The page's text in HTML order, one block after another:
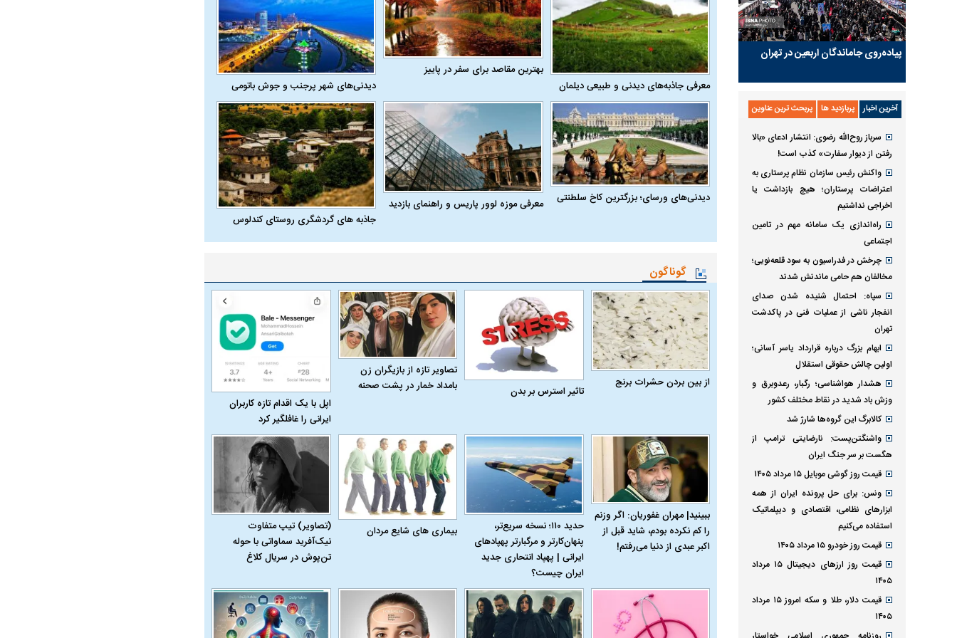
معرفی جاذبه‌های دیدنی و طبیعی دیلمان
بهترین مقاصد برای سفر در پاییز
دیدنی‌های شهر پرجنب و جوش باتومی
دیدنی‌های ورسای؛ بزرگترین کاخ سلطنتی
معرفی موزه لوور پاریس و راهنمای بازدید
جاذبه های گردشگری روستای کندلوس
گوناگون
از بین بردن حشرات برنج
تاثیر استرس بر بدن
تصاویر تازه از بازیگران زن
بامداد خمار در پشت صحنه
اپل با یک اقدام تازه کاربران
ایرانی را غافلگیر کرد
ببینید| مهران غفوریان: اگر وزنم
را کم نکرده بودم، شاید قبل از
اکبر عبدی از دنیا می‌رفتم!
حدید ۱۱۰؛ نسخه سریع‌تر،
پنهان‌کارتر و مرگبارتر پهپادهای
ایرانی | پهپاد انتحاری جدید
ایران چیست؟
بیماری‌ های شایع مردان
(تصاویر) تیپ متفاوت
نیک‌آفرید سماواتی با حوله
تن‌پوش در سریال کلاغ
پیاده‌روی جاماندگان اربعین در تهران
آخرین اخبار پربازدید ها پربحث ترین عناوین
سرباز روح‌الله رضوی: انتشار ادعای «بالا
رفتن از دیوار سفارت» کذب است!
واکنش رئیس سازمان نظام پرستاری به
اعتراضات پرستاران؛ هیچ بازداشت یا
اخراجی نداشتیم
راه‌اندازی یک سامانه مهم در تامین
اجتماعی
چرخش در فدراسیون به سود قلعه‌نویی؛
مخالفان هم حامی ماندنش شدند
سپاه: احتمال شنیده شدن صدای
انفجار ناشی از عملیات فنی در پاکدشت
تهران
ابهام بزرگ درباره قرارداد یاسر آسانی؛
اولین چالش حقوقی استقلال
هشدار هواشناسی؛ رگبار، رعدوبرق و
وزش باد شدید در نقاط مختلف کشور
کالابرگ این گروه‌ها شارژ شد
واشنگتن‌پست: نارضایتی ترامپ از
هگست بر سر جنگ ایران
قیمت روز گوشی موبایل ۱۵ مرداد ۱۴۰۵
ونس: برای حل پرونده ایران از همه
ابزارهای نظامی، اقتصادی و دیپلماتیک
استفاده می‌کنیم
قیمت روز خودرو ۱۵ مرداد ۱۴۰۵
قیمت روز ارز‌های دیجیتال ۱۵ مرداد
۱۴۰۵
قیمت دلار، طلا و سکه امروز ۱۵ مرداد
۱۴۰۵